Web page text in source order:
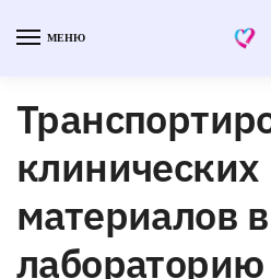
МЕНЮ
клинических
материалов в
лабораторию